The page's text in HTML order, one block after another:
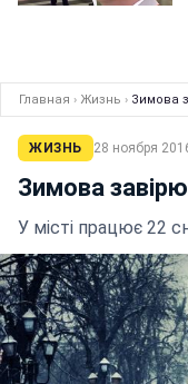
Главная › Жизнь › Зимова
ЖИЗНЬ 28 ноября
Зимова
У місті працює 22